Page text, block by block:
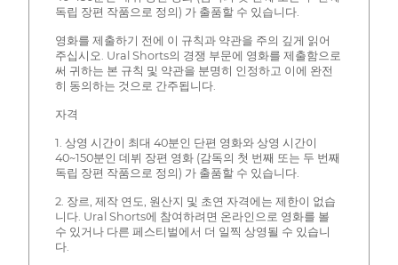
독립 장편 작품으로 정의) 가 출품할 수 있습니다.
영화를 제출하기 전에 이 규칙과 약관을 주의 깊게 읽어
주십시오. Ural Shorts의 경쟁 부문에 영화를 제출함으로
써 귀하는 본 규칙 및 약관을 분명히 인정하고 이에 완전
히 동의하는 것으로 간주됩니다.
자격
1. 상영 시간이 최대 40분인 단편 영화와 상영 시간이
40~150분인 데뷔 장편 영화 (감독의 첫 번째 또는 두 번째
독립 장편 작품으로 정의) 가 출품할 수 있습니다.
2. 장르, 제작 연도, 원산지 및 초연 자격에는 제한이 없습
니다. Ural Shorts에 참여하려면 온라인으로 영화를 볼
수 있거나 다른 페스티벌에서 더 일찍 상영될 수 있습니
다.